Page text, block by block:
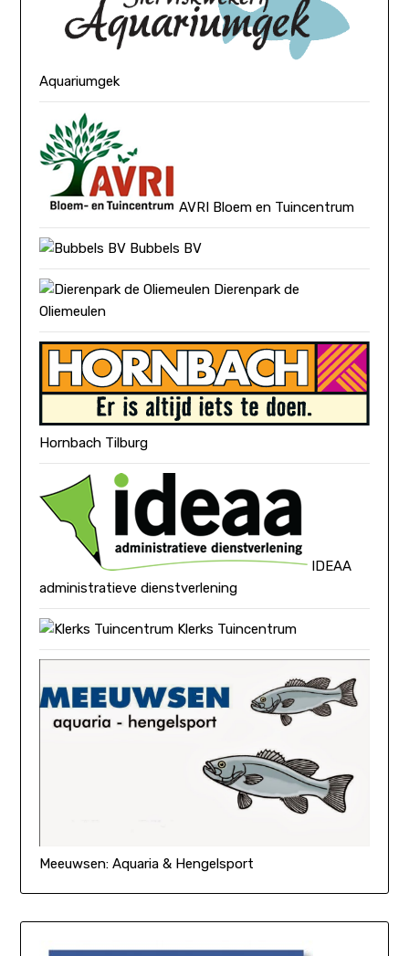
Aquariumgek
AVRI Bloem en Tuincentrum
Bubbels BV
Dierenpark de
Oliemeulen
Hornbach Tilburg
IDEAA
administratieve dienstverlening
Klerks Tuincentrum
Meeuwsen: Aquaria & Hengelsport